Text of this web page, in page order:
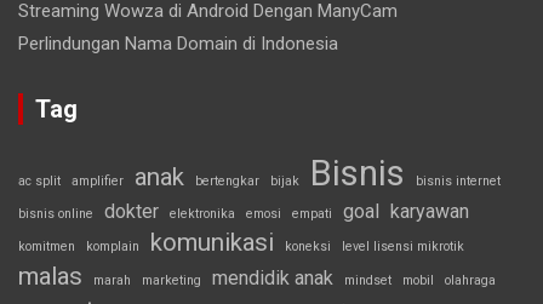
Streaming Wowza di Android Dengan ManyCam
Perlindungan Nama Domain di Indonesia
Tag
ac split amplifier anak bertengkar bijak Bisnis bisnis internet
bisnis online dokter elektronika emosi empati goal karyawan
komitmen komplain komunikasi koneksi level lisensi mikrotik
malas marah marketing mendidik anak mindset mobil olahraga